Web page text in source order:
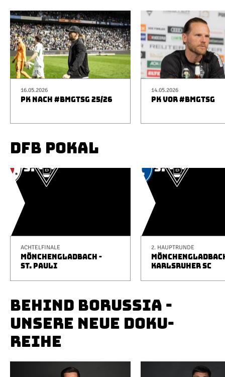
16.05.2026
PK NACH #BMGTSG 25/26
14.05.2026
PK VOR #BMGTSG
DFB POKAL
ACHTELFINALE
MÖNCHENGLADBACH -
ST. PAULI
2. HAUPTRUNDE
KARLSRUHER SC
BEHIND BORUSSIA -
UNSERE NEUE DOKU-
REIHE